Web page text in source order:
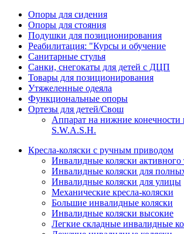
Опоры для сидения
Опоры для стояния
Подушки для позиционирования
Реабилитация: "Курсы и обучение
Санитарные стулья
Санки, снегокаты для детей с ДЦП
Товары для позиционирования
Утяжеленные одеяла
Функциональные опоры
Ортезы для детей/Свош
Аппарат на нижние конечности
S.W.A.S.H.
Кресла-коляски с ручным приводом
Инвалидные коляски активного
Инвалидные коляски для
Инвалидные коляски для улицы
Механические кресла-коляски
Большие инвалидные коляски
Инвалидные коляски высокие
Легкие складные инвалидные